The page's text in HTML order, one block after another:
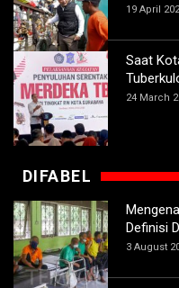
19 April
Saat
24 March
DIFABEL
Definisi
3 August